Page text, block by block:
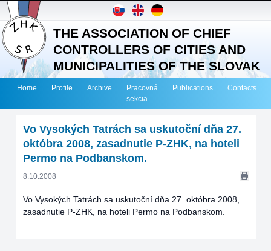
THE ASSOCIATION OF CHIEF
CONTROLLERS OF CITIES AND
MUNICIPALITIES OF THE SLOVAK
REPUBLIC
Home Profile Archive
Pracovná
sekcia
Publications Contacts
Vo Vysokých Tatrách sa uskutoční dňa 27.
októbra 2008, zasadnutie P-ZHK, na hoteli
Permo na Podbanskom.
8.10.2008
Vo Vysokých Tatrách sa uskutoční dňa 27. októbra 2008,
zasadnutie P-ZHK, na hoteli Permo na Podbanskom.